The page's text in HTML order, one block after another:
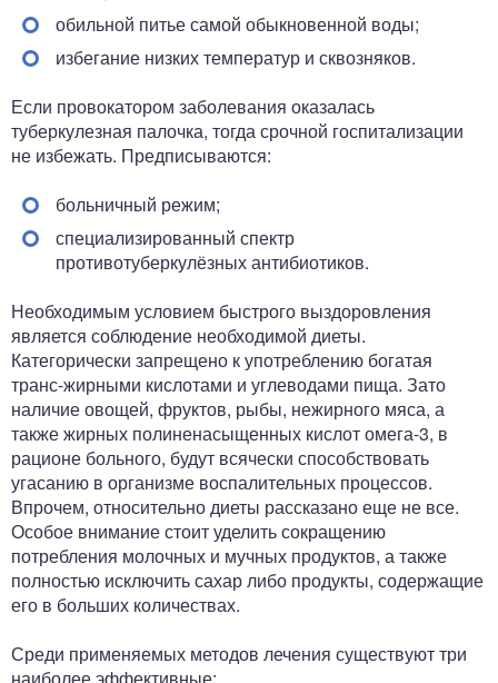
обильной питье самой обыкновенной воды;
избегание низких температур и сквозняков.
Если провокатором заболевания оказалась
туберкулезная палочка, тогда срочной госпитализации
не избежать. Предписываются:
больничный режим;
специализированный спектр
противотуберкулёзных антибиотиков.
Необходимым условием быстрого выздоровления
является соблюдение необходимой диеты.
Категорически запрещено к употреблению богатая
транс-жирными кислотами и углеводами пища. Зато
наличие овощей, фруктов, рыбы, нежирного мяса, а
также жирных полиненасыщенных кислот омега-3, в
рационе больного, будут всячески способствовать
угасанию в организме воспалительных процессов.
Впрочем, относительно диеты рассказано еще не все.
Особое внимание стоит уделить сокращению
потребления молочных и мучных продуктов, а также
полностью исключить сахар либо продукты, содержащие
его в больших количествах.
Среди применяемых методов лечения существуют три